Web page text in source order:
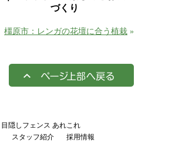
づくり
橿原市：レンガの花壇に合う植栽 »
目隠しフェンス あれこれ
スタッフ紹介 採用情報